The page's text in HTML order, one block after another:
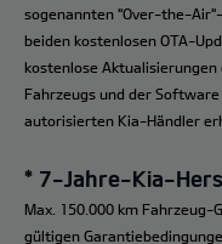
sogenannten "Over-the-
beiden kostenlosen OTA-
kostenlose
Fahrzeugs und der
autorisierten Kia-Händler
* 7-Jahre-Kia-
Max. 150.000 km Fahrzeug-
gültigen